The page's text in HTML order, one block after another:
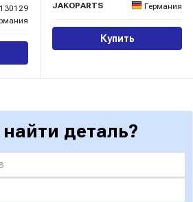
JAKOPARTS
Германия
Купить
деталь?